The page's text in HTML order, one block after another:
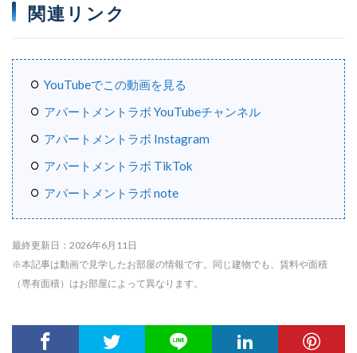
関連リンク
YouTubeでこの動画を見る
アパートメントラボ YouTubeチャンネル
アパートメントラボ Instagram
アパートメントラボ TikTok
アパートメントラボ note
最終更新日：2026年6月11日
※本記事は動画で見学したお部屋の情報です。同じ建物でも、賃料や面積
（専有面積）はお部屋によって異なります。